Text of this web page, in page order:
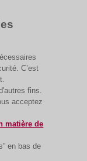
l'horeca a
du premier
des
mais la
C’est
fins.
acceptez
matière de
en bas de